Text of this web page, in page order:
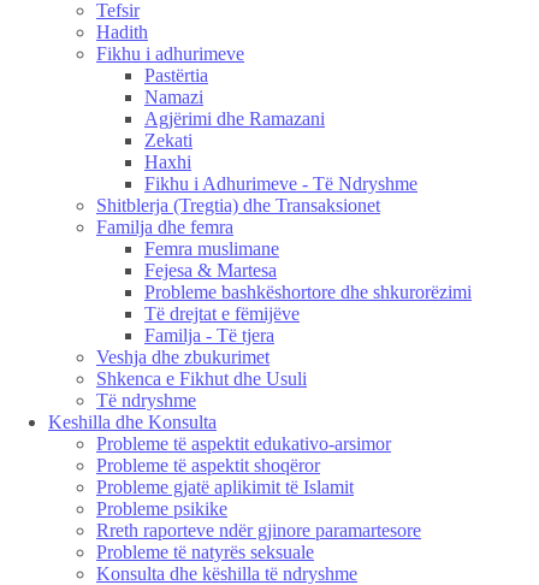
Tefsir
Hadith
Fikhu i adhurimeve
Pastërtia
Namazi
Agjërimi dhe Ramazani
Zekati
Haxhi
Fikhu i Adhurimeve - Të Ndryshme
Shitblerja (Tregtia) dhe Transaksionet
Familja dhe femra
Femra muslimane
Fejesa & Martesa
Probleme bashkëshortore dhe shkurorëzimi
Të drejtat e fëmijëve
Familja - Të tjera
Veshja dhe zbukurimet
Shkenca e Fikhut dhe Usuli
Të ndryshme
Keshilla dhe Konsulta
Probleme të aspektit edukativo-arsimor
Probleme të aspektit shoqëror
Probleme gjatë aplikimit të Islamit
Probleme psikike
Rreth raporteve ndër gjinore paramartesore
Probleme të natyrës seksuale
Konsulta dhe këshilla të ndryshme